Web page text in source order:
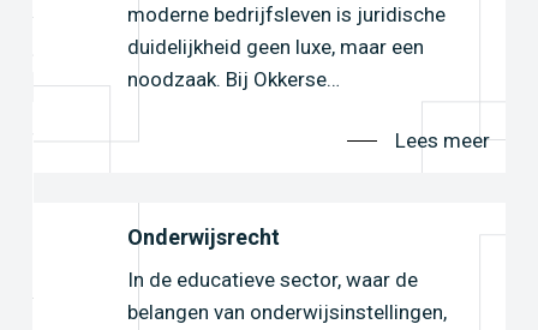
moderne bedrijfsleven is juridische
duidelijkheid geen luxe, maar een
noodzaak. Bij Okkerse…
Lees meer
Onderwijsrecht
In de educatieve sector, waar de
belangen van onderwijsinstellingen,